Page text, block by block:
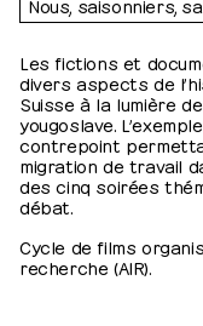
Les fictions et
divers aspects de
Suisse à la lumière
yougoslave.
contrepoint
migration de travail
des cinq soirées
débat.
Cycle de films
recherche (AIR).